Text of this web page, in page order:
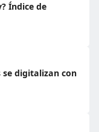
Índice de
se digitalizan con